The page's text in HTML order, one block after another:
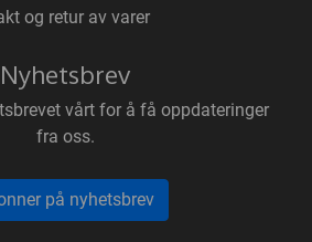
og retur av varer
Nyhetsbrev
vårt for å få oppdateringer
fra oss.
på nyhetsbrev